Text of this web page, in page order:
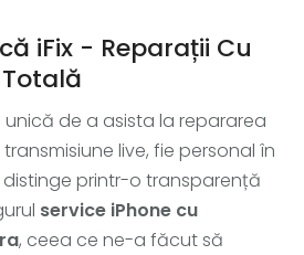
iFix - Reparații Cu
de a asista la repararea
live, fie personal în
distinge printr-o transparență
service iPhone cu
, ceea ce ne-a făcut să